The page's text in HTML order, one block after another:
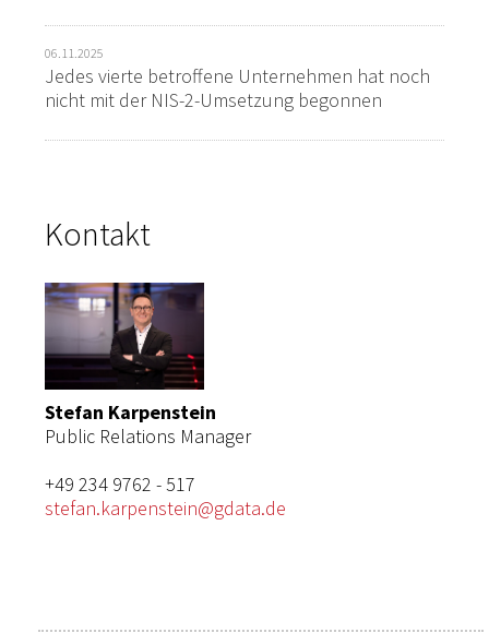
06.11.2025
Jedes vierte betroffene Unternehmen hat noch
nicht mit der NIS-2-Umsetzung begonnen
Kontakt
Stefan Karpenstein
Public Relations Manager
+49 234 9762 - 517
stefan.karpenstein@gdata.de